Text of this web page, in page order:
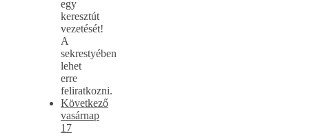
egy
keresztút
vezetését!
A
sekrestyében
lehet
erre
feliratkozni.
Következő
vasárnap
17